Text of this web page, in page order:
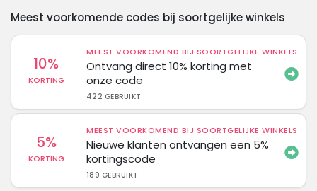
Meest voorkomende codes bij soortgelijke winkels
10%
KORTING
MEEST VOORKOMEND BIJ SOORTGELIJKE WINKELS
Ontvang direct 10% korting met
onze code
422 GEBRUIKT
5%
KORTING
MEEST VOORKOMEND BIJ SOORTGELIJKE WINKELS
Nieuwe klanten ontvangen een 5%
kortingscode
189 GEBRUIKT